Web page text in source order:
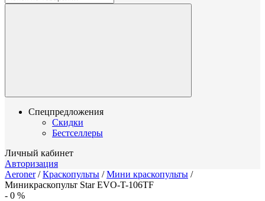
Спецпредложения
Скидки
Бестселлеры
Личный кабинет
Авторизация
Aeroner/Краскопульты /Мини краскопульты /
Миникраскопульт Star EVO-T-106TF
- 0 %